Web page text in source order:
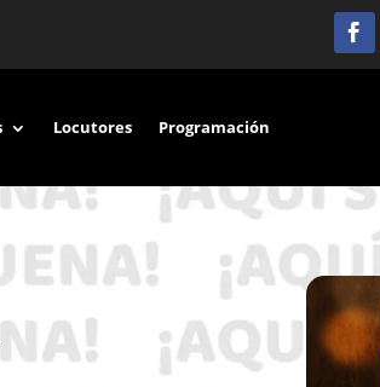
Locutores Programación